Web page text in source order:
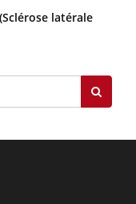
latérale